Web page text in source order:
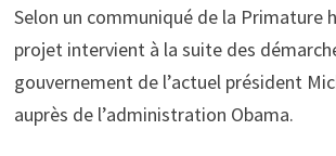
Selon un communiqué de la Primature
projet intervient à la suite des
gouvernement de l’actuel président
auprès de l’administration Obama.